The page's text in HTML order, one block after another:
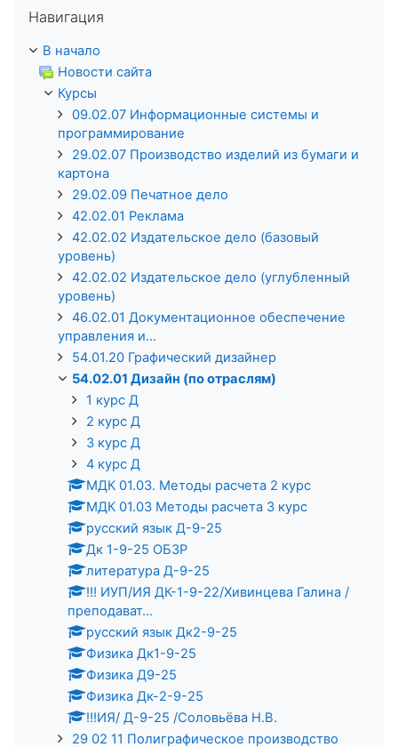
Навигация
В начало
Новости сайта
Курсы
09.02.07 Информационные системы и
программирование
29.02.07 Производство изделий из бумаги и
картона
29.02.09 Печатное дело
42.02.01 Реклама
42.02.02 Издательское дело (базовый
уровень)
42.02.02 Издательское дело (углубленный
уровень)
46.02.01 Документационное обеспечение
управления и...
54.01.20 Графический дизайнер
54.02.01 Дизайн (по отраслям)
1 курс Д
2 курс Д
3 курс Д
4 курс Д
МДК 01.03. Методы расчета 2 курс
МДК 01.03 Методы расчета 3 курс
русский язык Д-9-25
Дк 1-9-25 ОБЗР
литература Д-9-25
!!! ИУП/ИЯ ДК-1-9-22/Хивинцева Галина /
преподават...
русский язык Дк2-9-25
Физика Дк1-9-25
Физика Д9-25
Физика Дк-2-9-25
!!!ИЯ/ Д-9-25 /Соловьёва Н.В.
29 02 11 Полиграфическое производство